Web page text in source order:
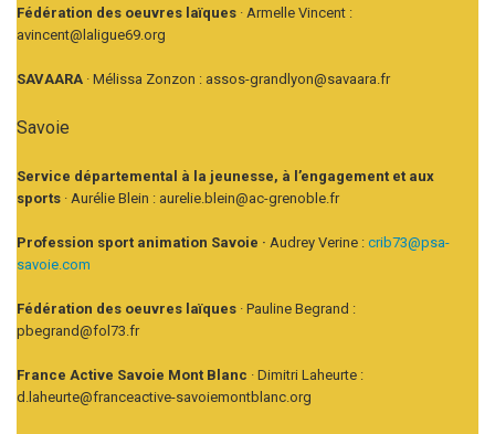
Fédération des oeuvres laïques · Armelle Vincent :
avincent@laligue69.org
SAVAARA · Mélissa Zonzon : assos-grandlyon@savaara.fr
Savoie
Service départemental à la jeunesse, à l’engagement et aux
sports · Aurélie Blein : aurelie.blein@ac-grenoble.fr
Profession sport animation Savoie · Audrey Verine : crib73@psa-
savoie.com
Fédération des oeuvres laïques · Pauline Begrand :
pbegrand@fol73.fr
France Active Savoie Mont Blanc · Dimitri Laheurte :
d.laheurte@franceactive-savoiemontblanc.org